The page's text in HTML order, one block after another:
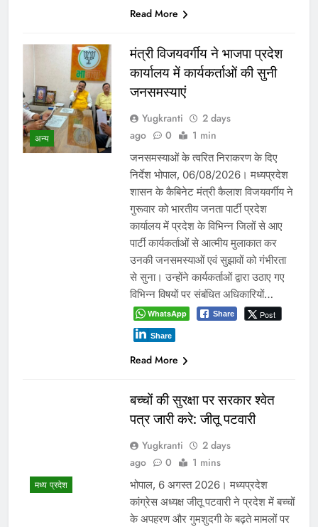
Read More
अन्य
मंत्री विजयवर्गीय ने भाजपा प्रदेश
कार्यालय में कार्यकर्ताओं की सुनी
जनसमस्याएं
Yugkranti
2 days
ago
0 1 min
जनसमस्याओं के त्वरित निराकरण के दिए
निर्देश भोपाल, 06/08/2026। मध्यप्रदेश
शासन के कैबिनेट मंत्री कैलाश विजयवर्गीय ने
गुरूवार को भारतीय जनता पार्टी प्रदेश
कार्यालय में प्रदेश के विभिन्न जिलों से आए
पार्टी कार्यकर्ताओं से आत्मीय मुलाकात कर
उनकी जनसमस्याओं एवं सुझावों को गंभीरता
से सुना। उन्होंने कार्यकर्ताओं द्वारा उठाए गए
विभिन्न विषयों पर संबंधित अधिकारियों…
WhatsApp Share Post
Share
Read More
मध्य प्रदेश
बच्चों की सुरक्षा पर सरकार श्वेत
पत्र जारी करे: जीतू पटवारी
Yugkranti
2 days
ago
0 1 mins
भोपाल, 6 अगस्त 2026। मध्यप्रदेश
कांग्रेस अध्यक्ष जीतू पटवारी ने प्रदेश में बच्चों
के अपहरण और गुमशुदगी के बढ़ते मामलों पर